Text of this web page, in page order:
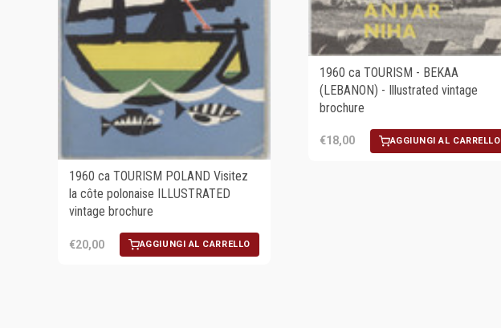
1960 ca TOURISM POLAND Visitez
la côte polonaise ILLUSTRATED
vintage brochure
€20,00 AGGIUNGI AL CARRELLO
1960 ca TOURISM - BEKAA
(LEBANON) - Illustrated vintage
brochure
€18,00 AGGIUNGI AL CARRELLO